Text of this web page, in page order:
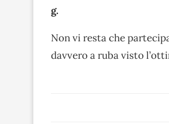
g.
Non vi resta che
davvero a ruba visto